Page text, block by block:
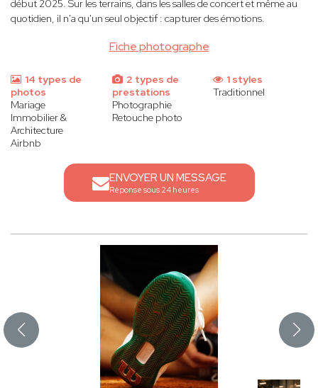
Fiche photographe
début 2025. Sur les terrains, dans les salles de concert et même au
quotidien, il n'a qu'un seul objectif : capturer des émotions.
14 types de
photos
Mariage
Immobilier &
Architecture
Airbnb
2 types de
prestations
Photographie
Retouche photo
1 styles
Traditionnel
ENVOYER UN MESSAGE
Réponse sous 24 heures